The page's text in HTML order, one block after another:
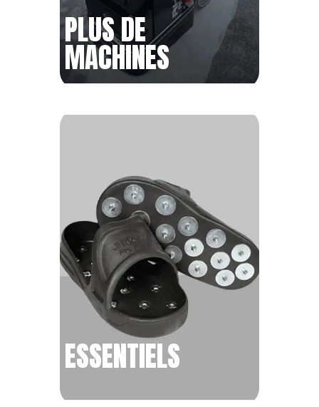
PLUS DE
MACHINES
ESSENTIELS